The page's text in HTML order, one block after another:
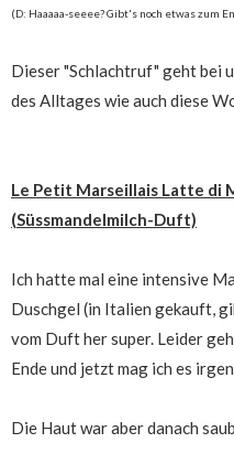
(D: Haaaaa-seeee? Gibt's noch etwas zum
Dieser "Schlachtruf" geht bei
des Alltages wie auch diese
Le Petit Marseillais Latte di
(Süssmandelmilch-Duft)
Ich hatte mal eine intensive
Duschgel (in Italien gekauft,
vom Duft her super. Leider
Ende und jetzt mag ich es
Die Haut war aber danach